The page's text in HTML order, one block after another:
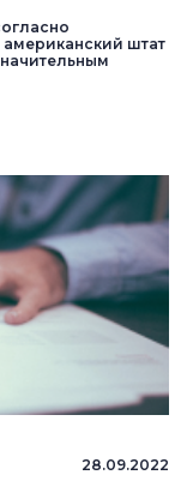
штат
28.09.2022